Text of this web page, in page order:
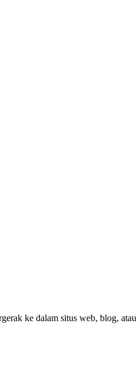
ke dalam situs web, blog,